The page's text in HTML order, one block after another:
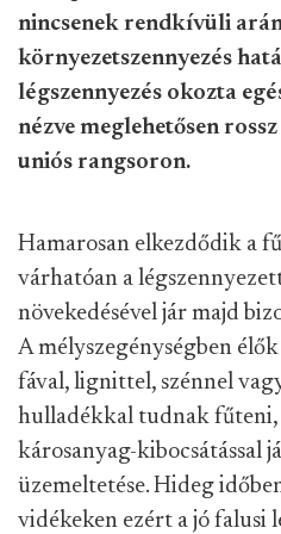
nincsenek rendkívüli
környezetszennyezés
légszennyezés okozta
nézve meglehetősen
uniós rangsoron.
Hamarosan elkezdődik a
várhatóan a
növekedésével jár majd
A mélyszegénységben
fával, lignittel, szénnel
hulladékkal tudnak fűteni,
károsanyag-kibocsátással
üzemeltetése. Hideg
vidékeken ezért a jó falusi